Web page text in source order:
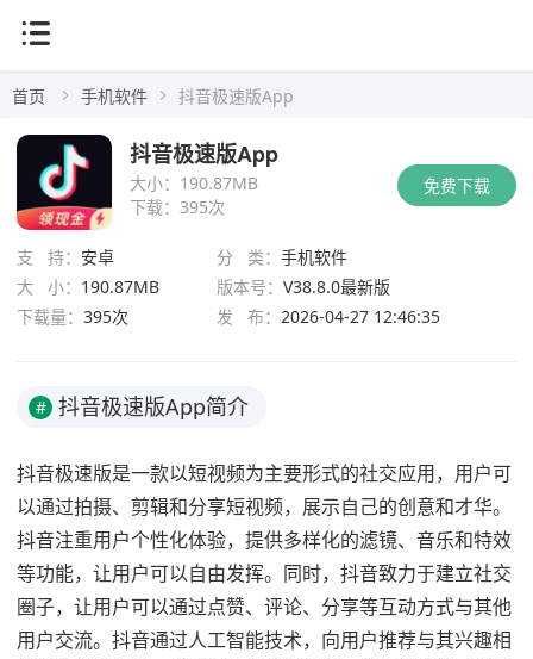
首页 手机软件 抖音极速版App
免费下载
大小： 190.87MB
下载： 395次
抖音极速版App
支 持： 安卓 分 类： 手机软件
大 小： 190.87MB 版本号： V38.8.0最新版
下载量： 395次 发 布： 2026-04-27 12:46:35
# 抖音极速版App简介
抖音极速版是一款以短视频为主要形式的社交应用，用户可
以通过拍摄、剪辑和分享短视频，展示自己的创意和才华。
抖音注重用户个性化体验，提供多样化的滤镜、音乐和特效
等功能，让用户可以自由发挥。同时，抖音致力于建立社交
圈子，让用户可以通过点赞、评论、分享等互动方式与其他
用户交流。抖音通过人工智能技术，向用户推荐与其兴趣相